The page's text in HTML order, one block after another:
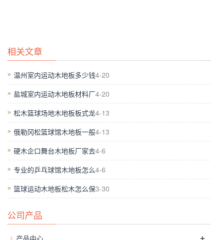
相关文章
温州室内运动木地板多少钱4-20
盐城室内运动木地板材料厂4-20
松木篮球场地木地板板式龙4-13
俄勒冈松篮球馆木地板一般4-13
硬木企口舞台木地板厂家去4-6
专业的乒乓球馆木地板怎么4-6
篮球运动木地板松木怎么保3-30
公司产品